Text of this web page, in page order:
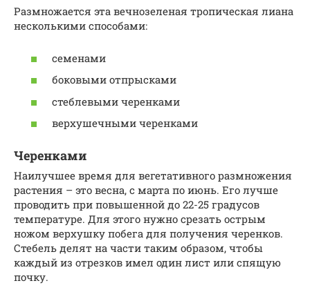
Размножается эта вечнозеленая тропическая лиана
несколькими способами:
семенами
боковыми отпрысками
стеблевыми черенками
верхушечными черенками
Черенками
Наилучшее время для вегетативного размножения
растения – это весна, с марта по июнь. Его лучше
проводить при повышенной до 22-25 градусов
температуре. Для этого нужно срезать острым
ножом верхушку побега для получения черенков.
Стебель делят на части таким образом, чтобы
каждый из отрезков имел один лист или спящую
почку.